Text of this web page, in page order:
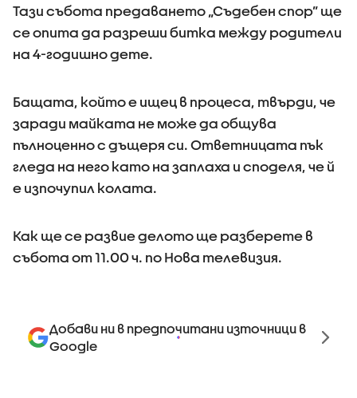
Тази събота предаването „Съдебен спор” ще
се опита да разреши битка между родители
на 4-годишно дете.
Бащата, който е ищец в процеса, твърди, че
заради майката не може да общува
пълноценно с дъщеря си. Ответницата пък
гледа на него като на заплаха и споделя, че й
е изпочупил колата.
Как ще се развие делото ще разберете в
събота от 11.00 ч. по Нова телевизия.
Добави ни в предпочитани източници в
Google